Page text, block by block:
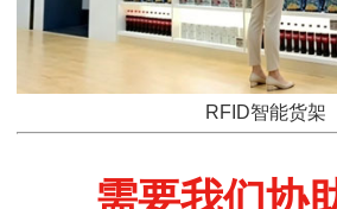
RFID智能货架
需要我们协